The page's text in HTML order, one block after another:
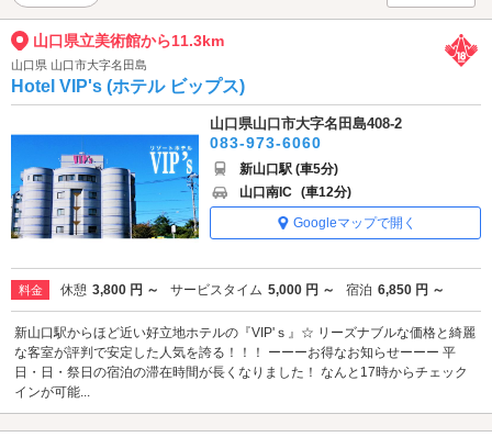
山口県立美術館から11.3km
山口県 山口市大字名田島
Hotel VIP's (ホテル ビップス)
山口県山口市大字名田島408-2
083-973-6060
新山口駅 (車5分)
山口南IC (車12分)
Googleマップで開く
料金 休憩 3,800 円 ～ サービスタイム 5,000 円 ～ 宿泊 6,850 円 ～
新山口駅からほど近い好立地ホテルの『VIP'ｓ』☆ リーズナブルな価格と綺麗
な客室が評判で安定した人気を誇る！！！ ーーーお得なお知らせーーー 平
日・日・祭日の宿泊の滞在時間が長くなりました！ なんと17時からチェック
インが可能...